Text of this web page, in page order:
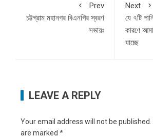
Prev
চট্টগ্রাম মহানগর বিএনপির স্বরণ
সভায়ঃ
Next
যে ৭টি
কারণে
যাচ্ছে
LEAVE A REPLY
Your email address will not be published.
are marked *